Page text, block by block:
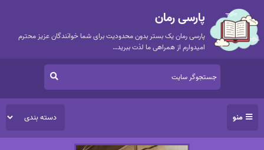
پارسی رمان
پارسی رمان یک بستر بدون محدودیت برای شما خوانندگان عزیز محترم
امیدوارم از همراهی ما لذت ببرید…
منو